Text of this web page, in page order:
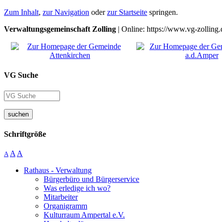
Zum Inhalt, zur Navigation oderzur Startseite springen.
Verwaltungsgemeinschaft Zolling | Online: https://www.vg-
VG Suche
suchen
Schriftgröße
A A A
Rathaus - Verwaltung
Bürgerbüro und Bürgerservice
Was erledige ich wo?
Mitarbeiter
Organigramm
Kulturraum Ampertal e.V.